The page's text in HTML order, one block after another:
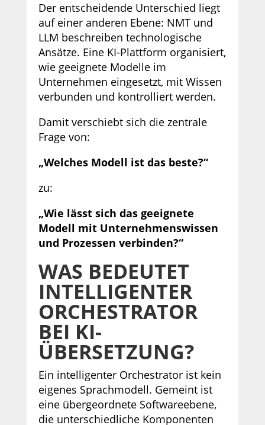
Der entscheidende Unterschied liegt
auf einer anderen Ebene: NMT und
LLM beschreiben technologische
Ansätze. Eine KI-Plattform organisiert,
wie geeignete Modelle im
Unternehmen eingesetzt, mit Wissen
verbunden und kontrolliert werden.
Damit verschiebt sich die zentrale
Frage von:
„Welches Modell ist das beste?“
zu:
„Wie lässt sich das geeignete
Modell mit Unternehmenswissen
und Prozessen verbinden?“
WAS BEDEUTET
INTELLIGENTER
ORCHESTRATOR
BEI KI-
ÜBERSETZUNG?
Ein intelligenter Orchestrator ist kein
eigenes Sprachmodell. Gemeint ist
eine übergeordnete Softwareebene,
die unterschiedliche Komponenten